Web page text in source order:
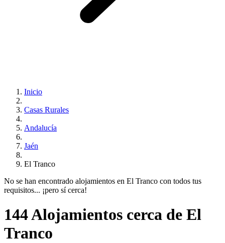
Inicio
Casas Rurales
Andalucía
Jaén
El Tranco
No se han encontrado alojamientos en El Tranco con todos tus
requisitos... ¡pero sí cerca!
144 Alojamientos cerca de El
Tranco